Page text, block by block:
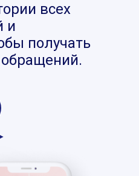
всех
и
получать